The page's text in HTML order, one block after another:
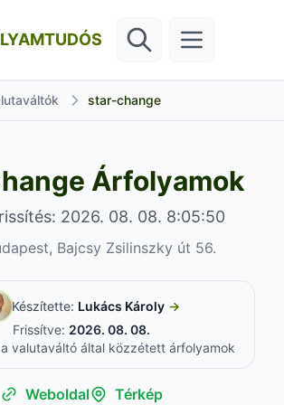
star-change
Árfolyamok
2026. 08. 08. 8:05:50
Bajcsy Zsilinszky út 56.
Készítette: Lukács Károly →
Frissítve: 2026. 08. 08.
a valutaváltó által közzétett árfolyamok
Weboldal Térkép